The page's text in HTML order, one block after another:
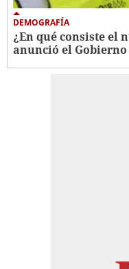
DEMOGRAFÍA
¿En qué consiste el
anunció el